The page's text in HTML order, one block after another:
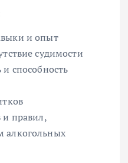
и опыт
судимости
способность
и правил,
алкогольных